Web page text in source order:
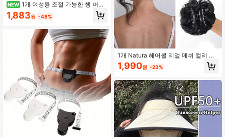
NEW 1개 여성용 조절 가능한 챙 버킷
모자, 남성용 무구조 솔리드 컬러 선
햇, 야외 여행 선물
1,883원 -48%
1개 Natura 헤어볼 리얼 메쉬 컬리 가
발 꽃봉오리 클립 이지 클립인 헤어 웨
딩 파티 일상용 여성용 헤어 익스텐션
1,990원 -23%